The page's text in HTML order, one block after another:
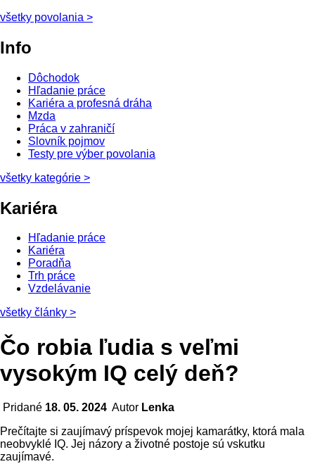
všetky povolania >
Info
Dôchodok
Hľadanie práce
Kariéra a profesná dráha
Mzda
Práca v zahraničí
Slovník pojmov
Testy pre výber povolania
všetky kategórie >
Kariéra
Hľadanie práce
Kariéra
Poradňa
Trh práce
Vzdelávanie
všetky články >
Čo robia ľudia s veľmi
vysokým IQ celý deň?
Pridané 18. 05. 2024 Autor Lenka
Prečítajte si zaujímavý príspevok mojej kamarátky, ktorá mala
neobvyklé IQ. Jej názory a životné postoje sú vskutku
zaujímavé.